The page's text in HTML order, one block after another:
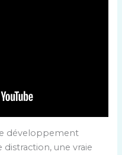
développement
distraction, une vraie